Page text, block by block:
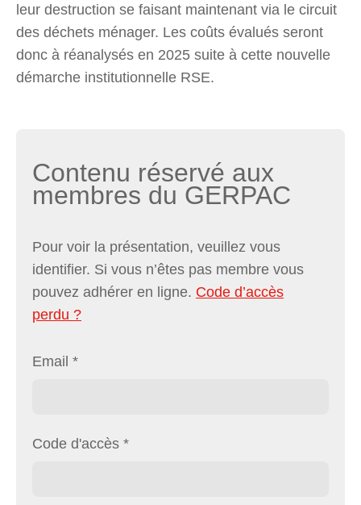
leur destruction se faisant maintenant via le circuit
des déchets ménager. Les coûts évalués seront
donc à réanalysés en 2025 suite à cette nouvelle
démarche institutionnelle RSE.
Contenu réservé aux
membres du GERPAC
Pour voir la présentation, veuillez vous
identifier. Si vous n’êtes pas membre vous
pouvez adhérer en ligne. Code d’accès
perdu ?
Email *
Code d'accès *